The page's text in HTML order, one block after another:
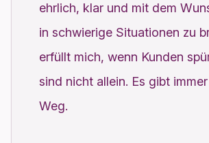
ehrlich, klar und mit dem
in schwierige Situationen zu
erfüllt mich, wenn Kunden
sind nicht allein. Es gibt
Weg.